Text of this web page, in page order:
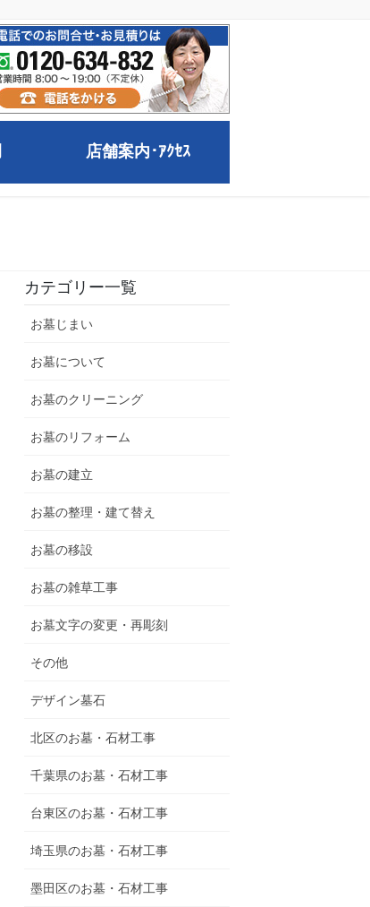
店舗案内･ｱｸｾｽ
カテゴリー一覧
お墓じまい
お墓について
お墓のクリーニング
お墓のリフォーム
お墓の建立
お墓の整理・建て替え
お墓の移設
お墓の雑草工事
お墓文字の変更・再彫刻
その他
デザイン墓石
北区のお墓・石材工事
千葉県のお墓・石材工事
台東区のお墓・石材工事
埼玉県のお墓・石材工事
墨田区のお墓・石材工事